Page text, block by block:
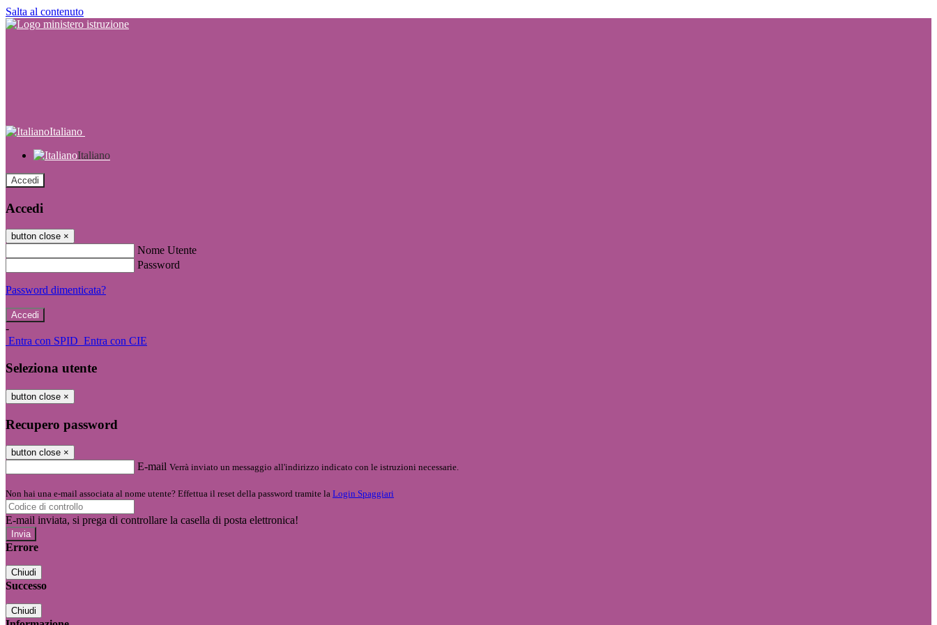
Salta al contenuto
Italiano
Italiano
Accedi
Accedi
button close ×
Nome Utente
Password
Password dimenticata?
-
Entra con SPID Entra con CIE
Seleziona utente
button close ×
Recupero password
button close ×
E-mail Verrà inviato un messaggio all'indirizzo indicato con le istruzioni necessarie.
Non hai una e-mail associata al nome utente? Effettua il reset della password tramite la Login Spaggiari
E-mail inviata, si prega di controllare la casella di posta elettronica!
Errore
Chiudi
Successo
Chiudi